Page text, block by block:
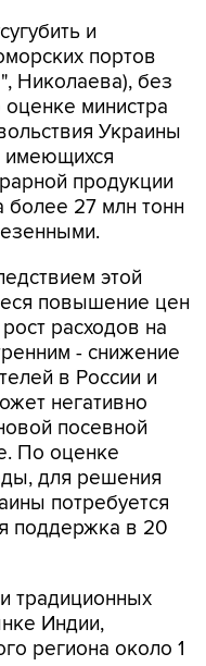
и
портов
Николаева), без
министра
Украины
имеющихся
продукции
более 27 млн ​​тонн
этой
повышение цен
расходов на
- снижение
в России и
негативно
посевной
По оценке
для решения
потребуется
поддержка в 20
традиционных
Индии,
региона около 1